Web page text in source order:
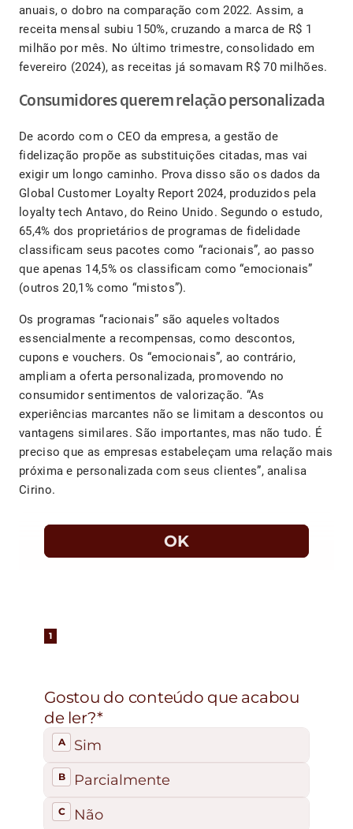
anuais, o dobro na comparação com 2022. Assim, a
receita mensal subiu 150%, cruzando a marca de R$ 1
milhão por mês. No último trimestre, consolidado em
fevereiro (2024), as receitas já somavam R$ 70 milhões.
Consumidores querem relação personalizada
De acordo com o CEO da empresa, a gestão de
fidelização propõe as substituições citadas, mas vai
exigir um longo caminho. Prova disso são os dados da
Global Customer Loyalty Report 2024, produzidos pela
loyalty tech Antavo, do Reino Unido. Segundo o estudo,
65,4% dos proprietários de programas de fidelidade
classificam seus pacotes como “racionais”, ao passo
que apenas 14,5% os classificam como “emocionais”
(outros 20,1% como “mistos”).
Os programas “racionais” são aqueles voltados
essencialmente a recompensas, como descontos,
cupons e vouchers. Os “emocionais”, ao contrário,
ampliam a oferta personalizada, promovendo no
consumidor sentimentos de valorização. “As
experiências marcantes não se limitam a descontos ou
vantagens similares. São importantes, mas não tudo. É
preciso que as empresas estabeleçam uma relação mais
próxima e personalizada com seus clientes”, analisa
Cirino.